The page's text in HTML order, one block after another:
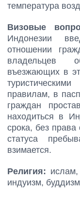
температура
Визовые
Индонезии
отношении
владельцев
въезжающих в
правилам, в
граждан
находиться в
срока, без
статуса
взимается.
Религия: ислам,
индуизм,